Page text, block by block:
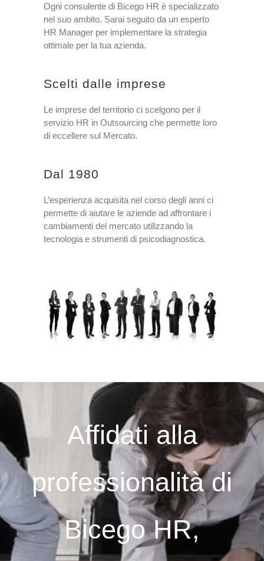
Ogni consulente di Bicego HR è specializzato
nel suo ambito. Sarai seguito da un esperto
HR Manager per implementare la strategia
ottimale per la tua azienda.
Scelti dalle imprese
Le imprese del territorio ci scelgono per il
servizio HR in Outsourcing che permette loro
di eccellere sul Mercato.
Dal 1980
L’esperienza acquisita nel corso degli anni ci
permette di aiutare le aziende ad affrontare i
cambiamenti del mercato utilizzando la
tecnologia e strumenti di psicodiagnostica.
Affidati alla
professionalità di
Bicego HR,